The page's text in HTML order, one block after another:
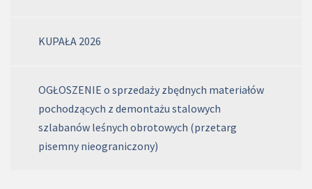
KUPAŁA 2026
OGŁOSZENIE o sprzedaży zbędnych materiałów
pochodzących z demontażu stalowych
szlabanów leśnych obrotowych (przetarg
pisemny nieograniczony)